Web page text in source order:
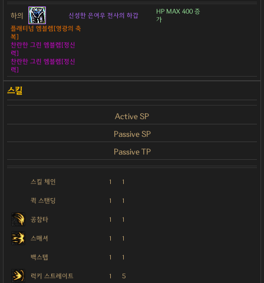
하의 신성한 은여우 전사의 하갑
HP MAX 400 증
가
플래티넘 엠블렘[영광의 축
복]
찬란한 그린 엠블렘[정신
력]
찬란한 그린 엠블렘[정신
력]
Active SP
Passive SP
Passive TP
스킬 체인 1 1
퀵 스탠딩 1 1
공참타 1 1
스매셔 1 1
백스텝 1 1
럭키 스트레이트 1 5